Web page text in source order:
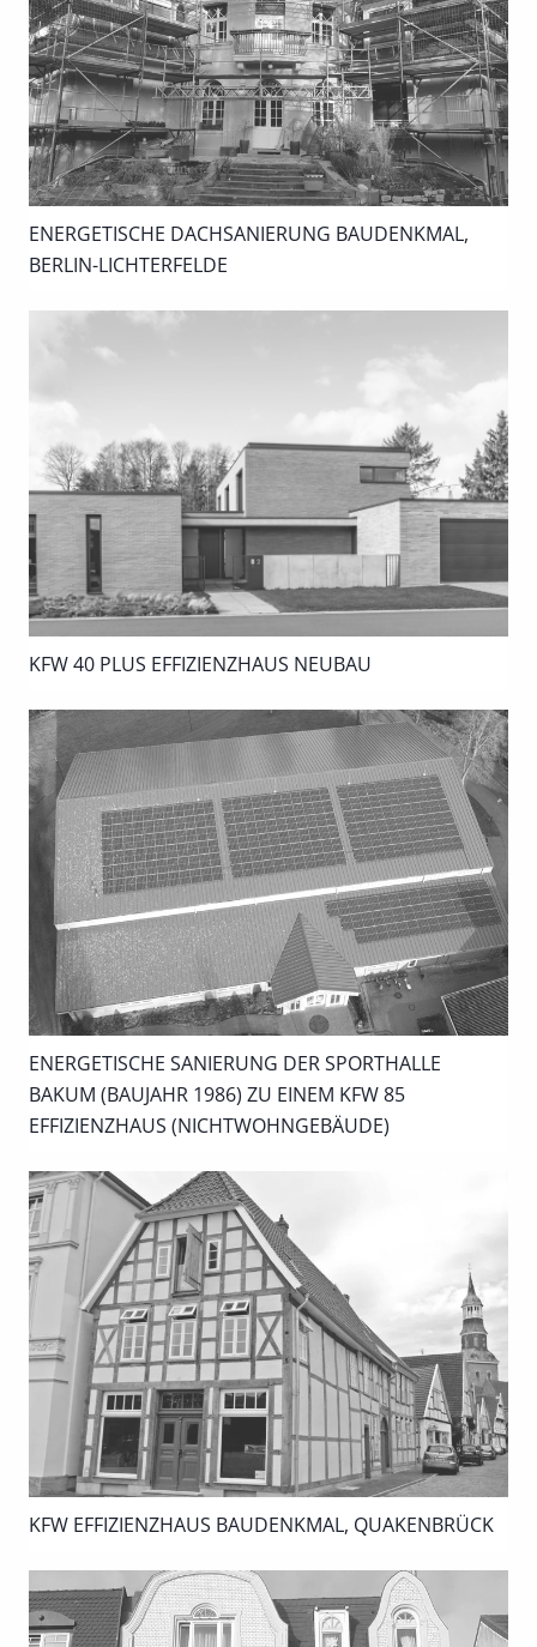
ENERGETISCHE DACHSANIERUNG BAUDENKMAL,
BERLIN-LICHTERFELDE
KFW 40 PLUS EFFIZIENZHAUS NEUBAU
ENERGETISCHE SANIERUNG DER SPORTHALLE
BAKUM (BAUJAHR 1986) ZU EINEM KFW 85
EFFIZIENZHAUS (NICHTWOHNGEBÄUDE)
KFW EFFIZIENZHAUS BAUDENKMAL, QUAKENBRÜCK